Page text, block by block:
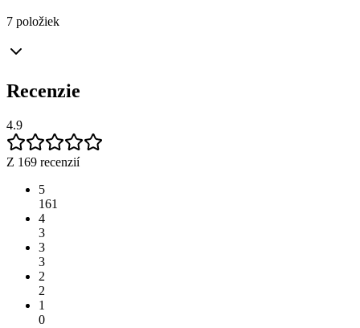
7 položiek
Recenzie
4.9
Z 169 recenzií
5
161
4
3
3
3
2
2
1
0